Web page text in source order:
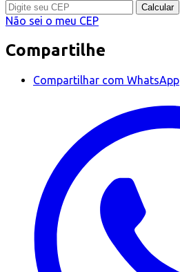
Calcular
Não sei o meu CEP
Compartilhe
Compartilhar com WhatsApp